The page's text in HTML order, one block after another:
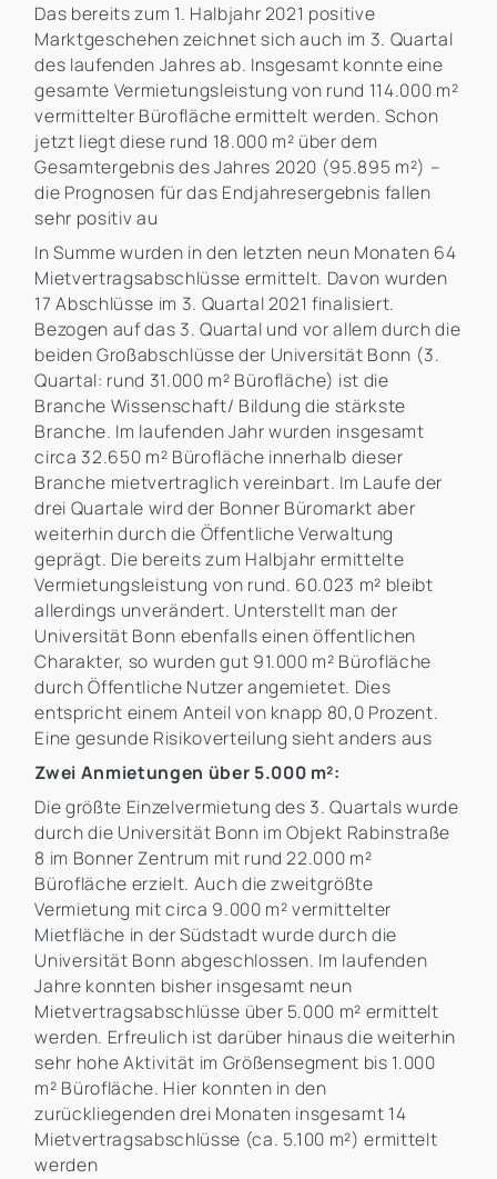
Das bereits zum 1. Halbjahr 2021 positive
Marktgeschehen zeichnet sich auch im 3. Quartal
des laufenden Jahres ab. Insgesamt konnte eine
gesamte Vermietungsleistung von rund 114.000 m²
vermittelter Bürofläche ermittelt werden. Schon
jetzt liegt diese rund 18.000 m² über dem
Gesamtergebnis des Jahres 2020 (95.895 m²) –
die Prognosen für das Endjahresergebnis fallen
sehr positiv au
In Summe wurden in den letzten neun Monaten 64
Mietvertragsabschlüsse ermittelt. Davon wurden
17 Abschlüsse im 3. Quartal 2021 finalisiert.
Bezogen auf das 3. Quartal und vor allem durch die
beiden Großabschlüsse der Universität Bonn (3.
Quartal: rund 31.000 m² Bürofläche) ist die
Branche Wissenschaft/ Bildung die stärkste
Branche. Im laufenden Jahr wurden insgesamt
circa 32.650 m² Bürofläche innerhalb dieser
Branche mietvertraglich vereinbart. Im Laufe der
drei Quartale wird der Bonner Büromarkt aber
weiterhin durch die Öffentliche Verwaltung
geprägt. Die bereits zum Halbjahr ermittelte
Vermietungsleistung von rund. 60.023 m² bleibt
allerdings unverändert. Unterstellt man der
Universität Bonn ebenfalls einen öffentlichen
Charakter, so wurden gut 91.000 m² Bürofläche
durch Öffentliche Nutzer angemietet. Dies
entspricht einem Anteil von knapp 80,0 Prozent.
Eine gesunde Risikoverteilung sieht anders aus
Zwei Anmietungen über 5.000 m²:
Die größte Einzelvermietung des 3. Quartals wurde
durch die Universität Bonn im Objekt Rabinstraße
8 im Bonner Zentrum mit rund 22.000 m²
Bürofläche erzielt. Auch die zweitgrößte
Vermietung mit circa 9.000 m² vermittelter
Mietfläche in der Südstadt wurde durch die
Universität Bonn abgeschlossen. Im laufenden
Jahre konnten bisher insgesamt neun
Mietvertragsabschlüsse über 5.000 m² ermittelt
werden. Erfreulich ist darüber hinaus die weiterhin
sehr hohe Aktivität im Größensegment bis 1.000
m² Bürofläche. Hier konnten in den
zurückliegenden drei Monaten insgesamt 14
Mietvertragsabschlüsse (ca. 5.100 m²) ermittelt
werden